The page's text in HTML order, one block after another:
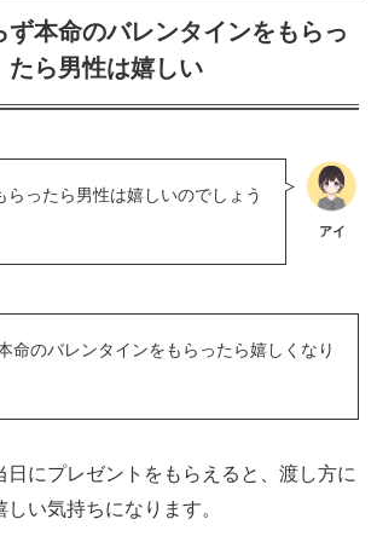
ず本命のバレンタインをもらっ
たら男性は嬉しい
らったら男性は嬉しいのでしょう
アイ
命のバレンタインをもらったら嬉しくなり
日にプレゼントをもらえると、渡し方に
い気持ちになります。